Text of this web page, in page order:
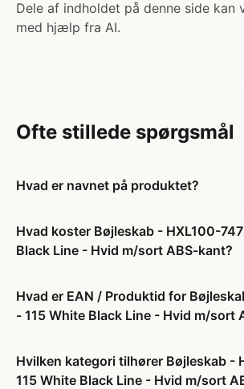
Dele af indholdet på denne side kan
med hjælp fra AI.
Ofte stillede spørgsmål
Hvad er navnet på produktet?
Hvad koster Bøjleskab - HXL100-
Black Line - Hvid m/sort ABS-kant?
Hvad er EAN / Produktid for
- 115 White Black Line - Hvid m/sort
Hvilken kategori tilhører Bøjleskab -
115 White Black Line - Hvid m/sort